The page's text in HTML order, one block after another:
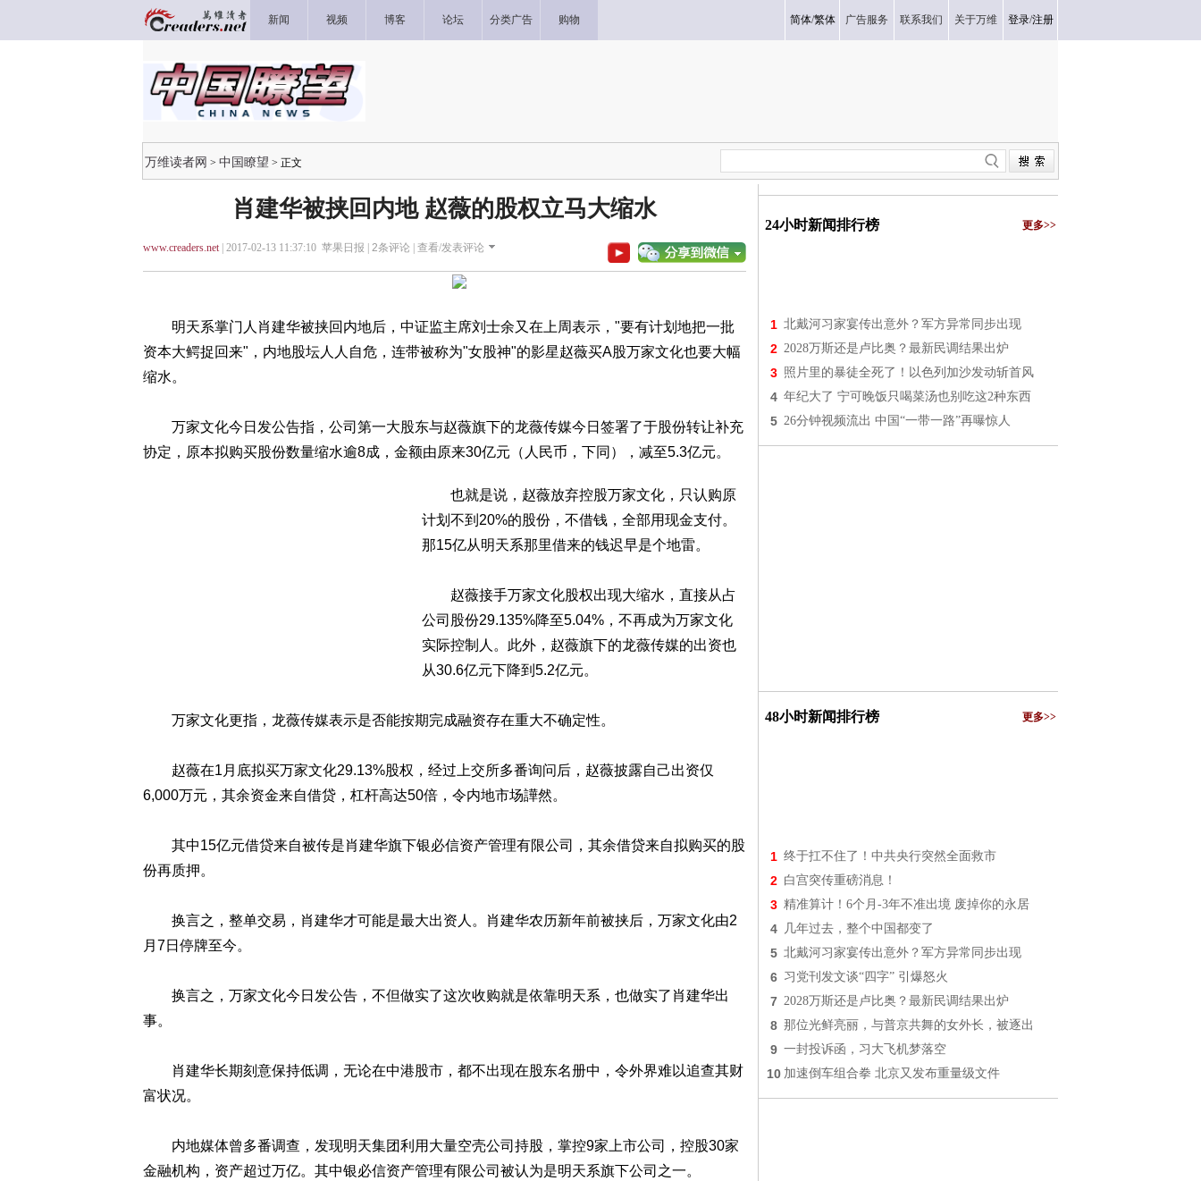
新闻 视频 博客 论坛 分类广告 购物 简体/繁体 广告服务 联系我们 关于万维 登录/注册
万维读者网 > 中国瞭望 > 正文
肖建华被挟回内地 赵薇的股权立马大缩水
www.creaders.net| 2017-02-13 11:37:10 苹果日报 | 2条评论 | 查看/发表评论
明天系掌门人肖建华被挟回内地后，中证监主席刘士余又在上周表示，"要有计划地把一批
资本大鳄捉回来"，内地股坛人人自危，连带被称为"女股神"的影星赵薇买A股万家文化也要大幅
缩水。
万家文化今日发公告指，公司第一大股东与赵薇旗下的龙薇传媒今日签署了于股份转让补充
协定，原本拟购买股份数量缩水逾8成，金额由原来30亿元（人民币，下同），减至5.3亿元。
也就是说，赵薇放弃控股万家文化，只认购原
计划不到20%的股份，不借钱，全部用现金支付。
那15亿从明天系那里借来的钱迟早是个地雷。
赵薇接手万家文化股权出现大缩水，直接从占
公司股份29.135%降至5.04%，不再成为万家文化
实际控制人。此外，赵薇旗下的龙薇传媒的出资也
从30.6亿元下降到5.2亿元。
万家文化更指，龙薇传媒表示是否能按期完成融资存在重大不确定性。
赵薇在1月底拟买万家文化29.13%股权，经过上交所多番询问后，赵薇披露自己出资仅
6,000万元，其余资金来自借贷，杠杆高达50倍，令内地市场譁然。
其中15亿元借贷来自被传是肖建华旗下银必信资产管理有限公司，其余借贷来自拟购买的股
份再质押。
换言之，整单交易，肖建华才可能是最大出资人。肖建华农历新年前被挟后，万家文化由2
月7日停牌至今。
换言之，万家文化今日发公告，不但做实了这次收购就是依靠明天系，也做实了肖建华出
事。
肖建华长期刻意保持低调，无论在中港股市，都不出现在股东名册中，令外界难以追查其财
富状况。
内地媒体曾多番调查，发现明天集团利用大量空壳公司持股，掌控9家上市公司，控股30家
金融机构，资产超过万亿。其中银必信资产管理有限公司被认为是明天系旗下公司之一。
24小时新闻排行榜 更多>>
1 北戴河习家宴传出意外？军方异常同步出现
2 2028万斯还是卢比奥？最新民调结果出炉
3 照片里的暴徒全死了！以色列加沙发动斩首风
4 年纪大了 宁可晚饭只喝菜汤也别吃这2种东西
5 26分钟视频流出 中国“一带一路”再曝惊人
48小时新闻排行榜 更多>>
1 终于扛不住了！中共央行突然全面救市
2 白宫突传重磅消息！
3 精准算计！6个月-3年不准出境 废掉你的永居
4 几年过去，整个中国都变了
5 北戴河习家宴传出意外？军方异常同步出现
6 习党刊发文谈“四字” 引爆怒火
7 2028万斯还是卢比奥？最新民调结果出炉
8 那位光鲜亮丽，与普京共舞的女外长，被逐出
9 一封投诉函，习大飞机梦落空
10 加速倒车组合拳 北京又发布重量级文件